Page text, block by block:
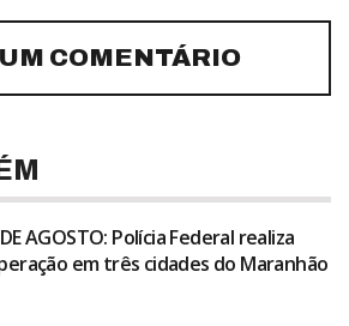
COMENTÁRIO
AGOSTO: Polícia Federal realiza
em três cidades do Maranhão